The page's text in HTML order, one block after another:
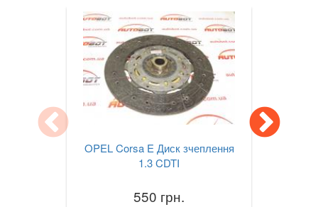
OPEL Corsa E Диск зчеплення
1.3 CDTI
550 грн.